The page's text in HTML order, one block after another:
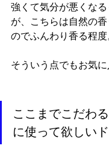
強くて気分が悪くな
が、こちらは自然の
のでふんわり香る程度
そういう点でもお気に
ここまでこだわ
に使って欲しい